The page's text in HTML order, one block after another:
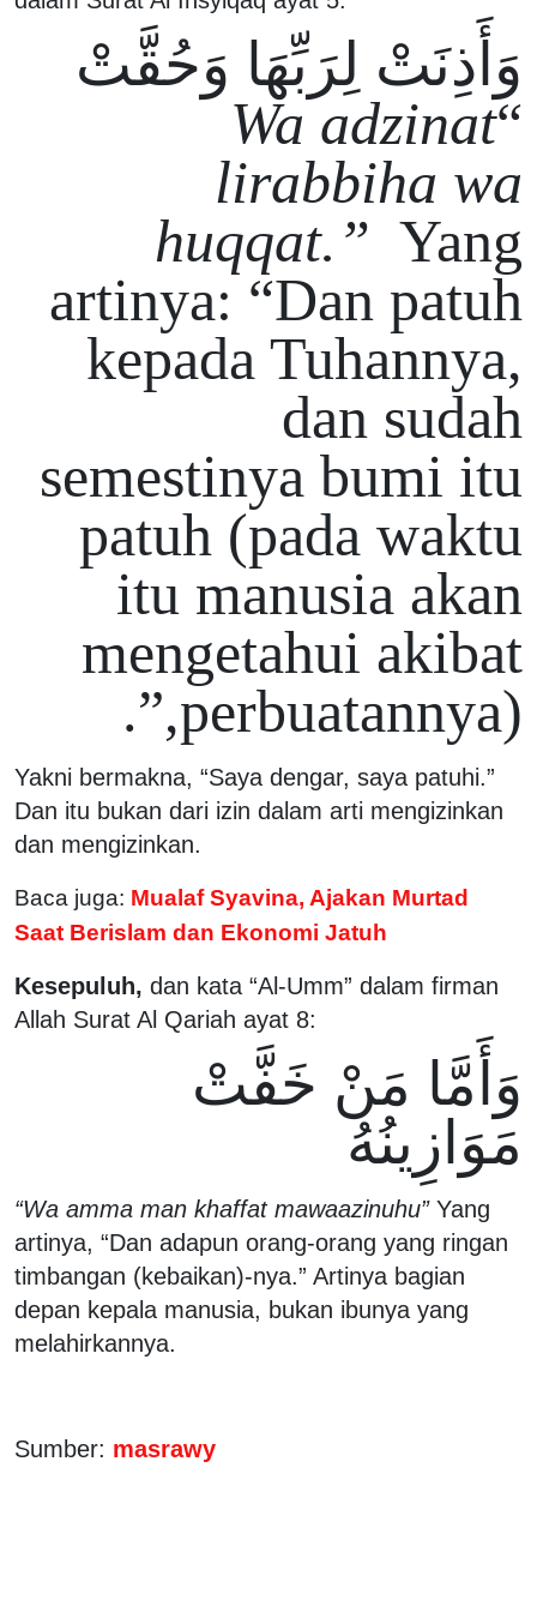
وَأَذِنَتْ لِرَبِّهَا وَحُقَّتْ
“
Wa adzinat
lirabbiha wa
huqqat.” Yang
artinya: “Dan patuh
kepada Tuhannya,
dan sudah
semestinya bumi itu
patuh (pada waktu
itu manusia akan
mengetahui akibat
perbuatannya),”.
Yakni bermakna, “Saya dengar, saya patuhi.”
Dan itu bukan dari izin dalam arti mengizinkan
dan mengizinkan.
Baca juga: Mualaf Syavina, Ajakan Murtad
Saat Berislam dan Ekonomi Jatuh
Kesepuluh, dan kata “Al-Umm” dalam firman
Allah Surat Al Qariah ayat 8:
وَأَمَّا مَنْ خَفَّتْ
مَوَازِينُهُ
“Wa amma man khaffat mawaazinuhu” Yang
artinya, “Dan adapun orang-orang yang ringan
timbangan (kebaikan)-nya.” Artinya bagian
depan kepala manusia, bukan ibunya yang
melahirkannya.
Sumber: masrawy